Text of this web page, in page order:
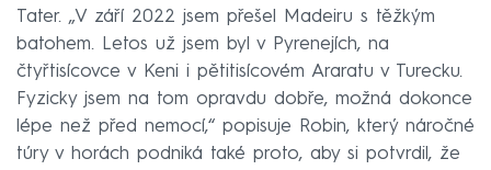
Tater. „V září 2022 jsem přešel Madeiru s těžkým
batohem. Letos už jsem byl v Pyrenejích, na
čtyřtisícovce v Keni i pětitisícovém Araratu v Turecku.
Fyzicky jsem na tom opravdu dobře, možná dokonce
lépe než před nemocí,“ popisuje Robin, který náročné
túry v horách podniká také proto, aby si potvrdil, že